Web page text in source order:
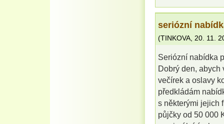
seriózní
(TINKOVA 20. 11.
Seriózní nabídka
Dobrý den, abych
večírek a oslavy
předkládám
s některými jejich
půjčky od 50 000